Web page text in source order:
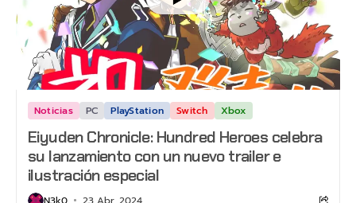
Noticias PC PlayStation Switch Xbox
Eiyuden Chronicle: Hundred Heroes celebra
su lanzamiento con un nuevo trailer e
ilustración especial